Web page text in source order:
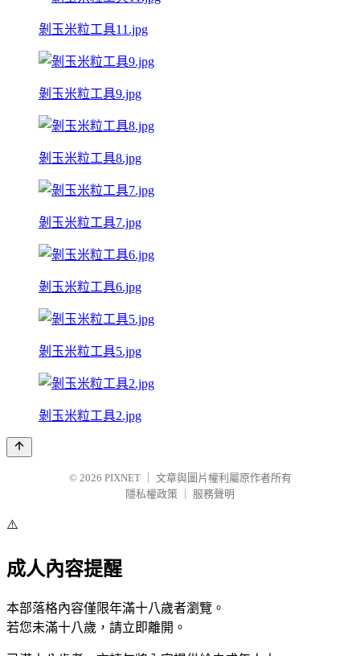
剝玉米粒工具11.jpg
剝玉米粒工具9.jpg
剝玉米粒工具8.jpg
剝玉米粒工具7.jpg
剝玉米粒工具6.jpg
剝玉米粒工具5.jpg
剝玉米粒工具2.jpg
© 2026 PIXNET
文章與圖片權利屬原作者所有
隱私權政策
服務聲明
⚠️
成人內容提醒
本部落格內容僅限年滿十八歲者瀏覽。
若您未滿十八歲，請立即離開。